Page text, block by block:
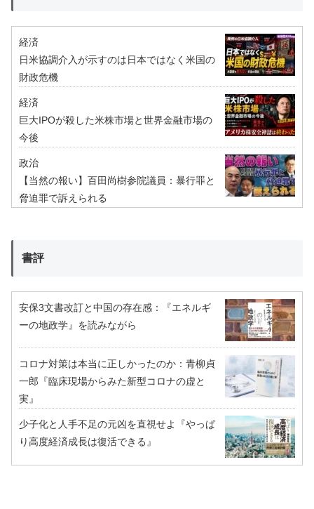
経済
日米協調介入が示すのは日本ではなく米国の
財政危機
経済
巨大IPOが殺した米株市場と世界金融市場の
今後
政治
【当然の報い】百田尚樹参院議員：暴行罪と
脅迫罪で訴えられる
書評
安保3文書改訂と中国の存在感：『エネルギ
ーの地政学』を読みながら
コロナ対策は本当に正しかったのか：青柳貞
一郎『臨床現場からみた新型コロナの虚と
実』
少子化と人手不足の元凶を直視せよ『やっぱ
り高度経済成長は復活できる』